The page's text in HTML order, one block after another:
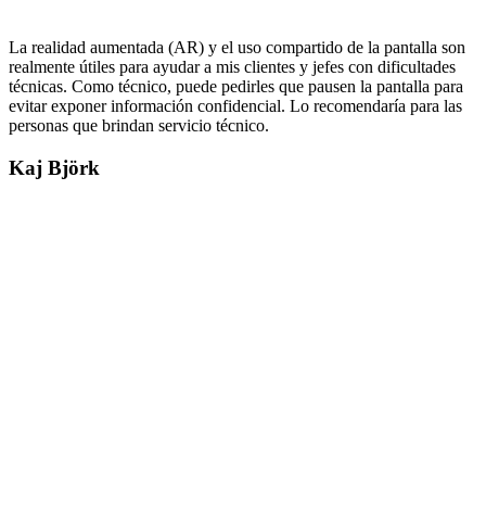
La realidad aumentada (AR) y el uso compartido de la pantalla son
realmente útiles para ayudar a mis clientes y jefes con dificultades
técnicas. Como técnico, puede pedirles que pausen la pantalla para
evitar exponer información confidencial. Lo recomendaría para las
personas que brindan servicio técnico.
Kaj Björk